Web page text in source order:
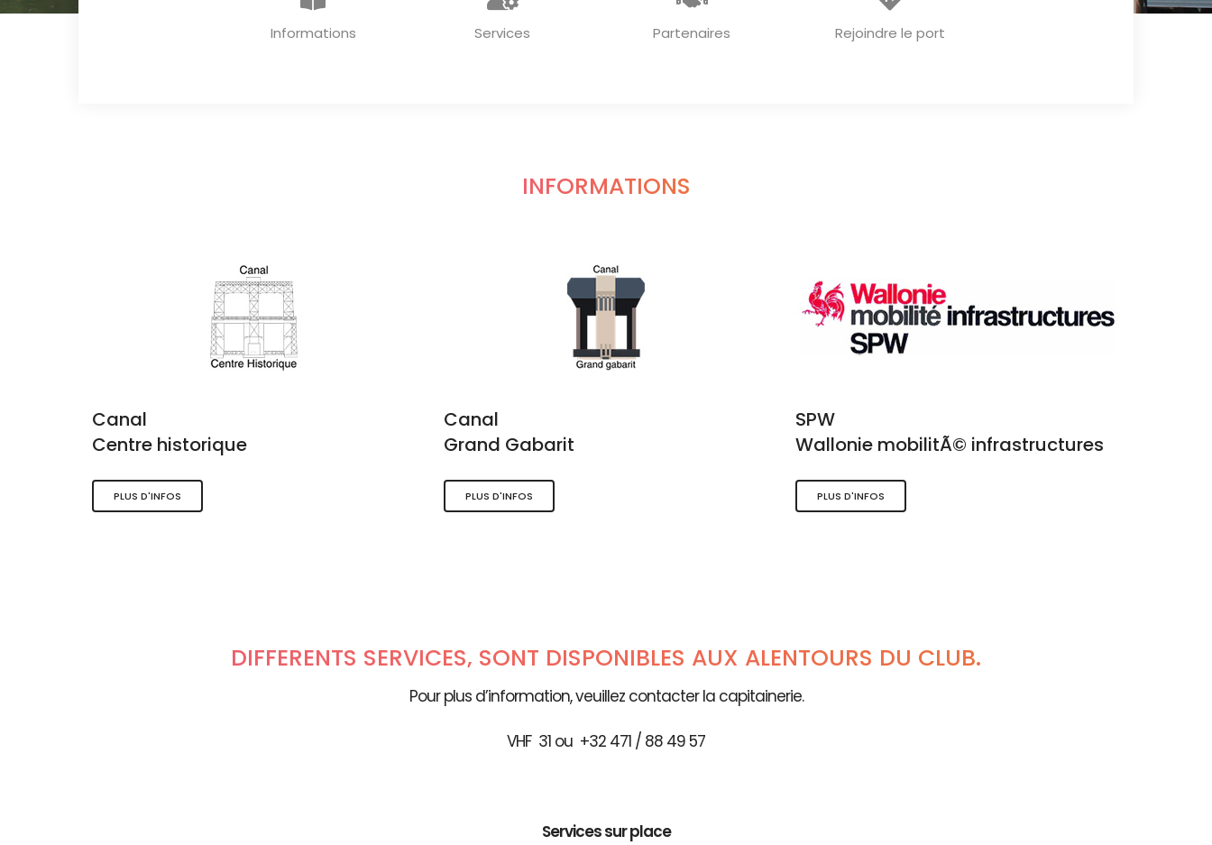
Informations Services Partenaires Rejoindre le port
INFORMATIONS
Canal
Centre historique
PLUS D'INFOS
Canal
Grand Gabarit
PLUS D'INFOS
SPW
Wallonie mobilitÃ© infrastructures
PLUS D'INFOS
DIFFÉRENTS SERVICES, SONT DISPONIBLES AUX ALENTOURS DU CLUB.
Pour plus d’information, veuillez contacter la capitainerie.
VHF 31 ou +32 471 / 88 49 57
Services sur place